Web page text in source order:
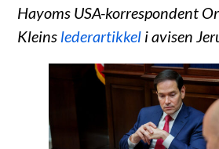
Hayoms USA-korrespondent
Kleins lederartikkel i avisen